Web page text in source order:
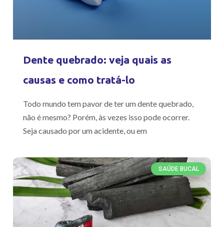
Dente quebrado: veja quais as
causas e como tratá-lo
Todo mundo tem pavor de ter um dente quebrado,
não é mesmo? Porém, às vezes isso pode ocorrer.
Seja causado por um acidente, ou em
SAÚDE BUCAL